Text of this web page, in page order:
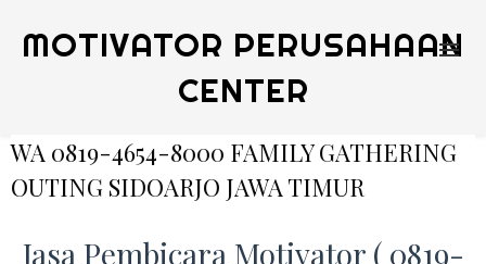
MOTIVATOR PERUSAHAAN
CENTER
WA 0819-4654-8000 FAMILY GATHERING
OUTING SIDOARJO JAWA TIMUR
Jasa Pembicara Motivator ( 0819-